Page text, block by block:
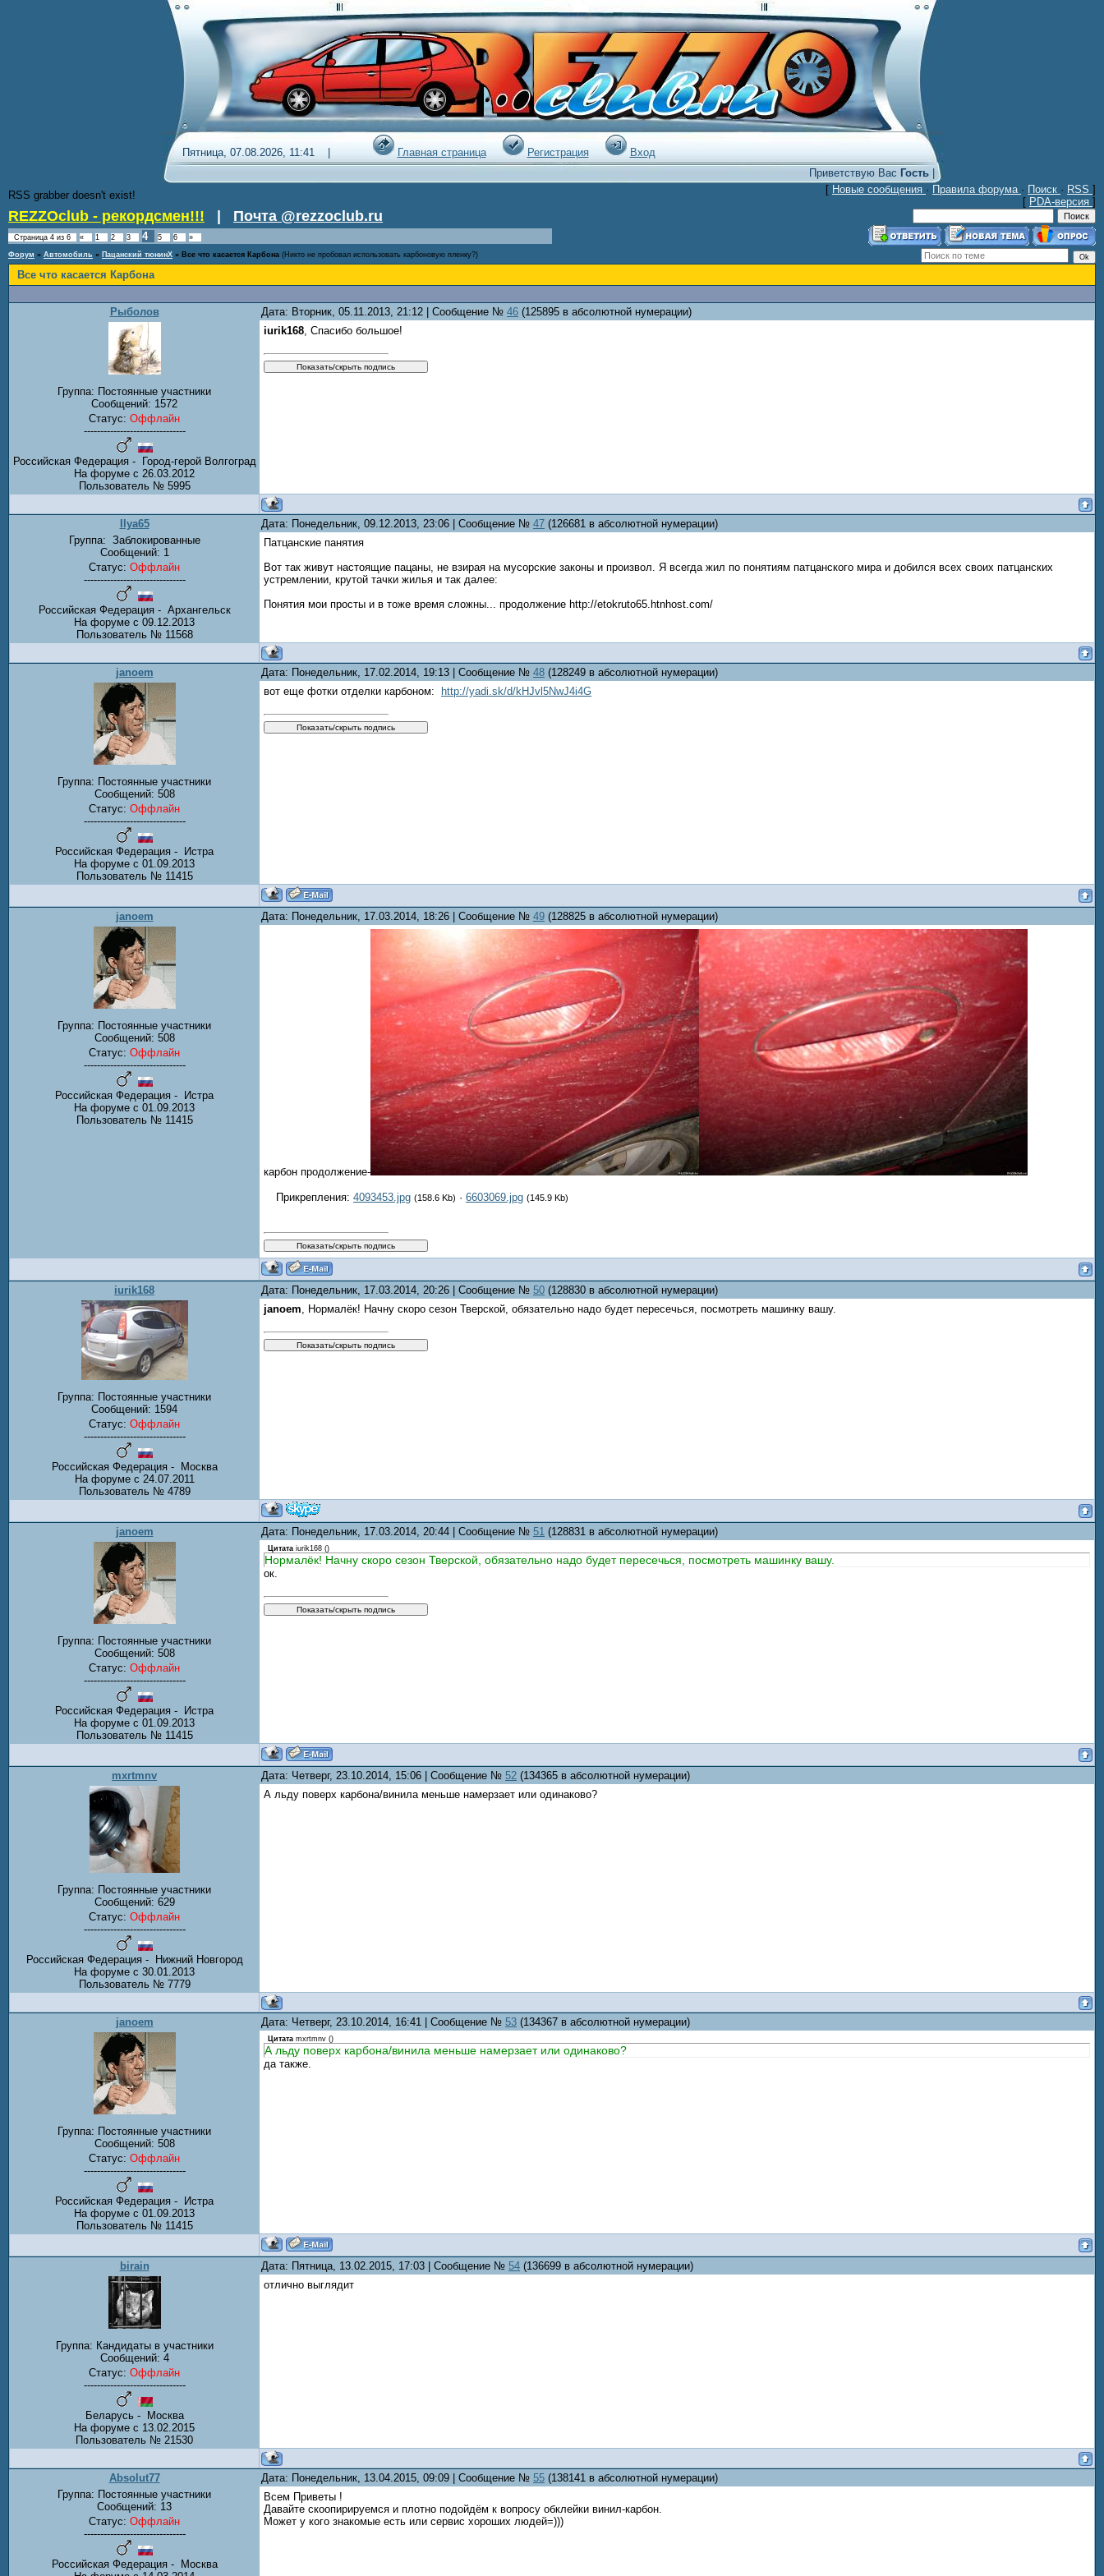
Пятница, 07.08.2026, 11:41 | Главная страница Регистрация
Вход
Приветствую Вас Гость|
RSS grabber doesn't exist!
[ Новые сообщения · Правила форума · Поиск · RSS ]
[ PDA-версия ]
REZZOclub - рекордсмен!!! Почта @rezzoclub.ru
Страница 4 из 6 « 1 2 3 4 5 6 »
Форум » Автомобиль » Пацанский тюнинХ » Все что касается Карбона (Никто не пробовал использовать карбоновую пленку?)
Все что касается Карбона
Рыболов Дата: Вторник, 05.11.2013, 21:12 | Сообщение № 46 (125895 в абсолютной нумерации)
Группа: Постоянные участники
Сообщений: 1572
Статус: Оффлайн
-------------------------------
Российская Федерация - Город-герой Волгоград
На форуме с 26.03.2012
Пользователь № 5995
iurik168, Спасибо большое!
Ilya65 Дата: Понедельник, 09.12.2013, 23:06 | Сообщение № 47 (126681 в абсолютной нумерации)
Группа: Заблокированные
Сообщений: 1
Статус: Оффлайн
-------------------------------
Российская Федерация - Архангельск
На форуме с 09.12.2013
Пользователь № 11568
Патцанские панятия
Вот так живут настоящие пацаны, не взирая на мусорские законы и произвол. Я всегда жил по понятиям патцанского мира и добился всех своих патцанских
устремлении, крутой тачки жилья и так далее:
Понятия мои просты и в тоже время сложны... продолжение http://etokruto65.htnhost.com/
janoem Дата: Понедельник, 17.02.2014, 19:13 | Сообщение № 48 (128249 в абсолютной нумерации)
Группа: Постоянные участники
Сообщений: 508
Статус: Оффлайн
-------------------------------
Российская Федерация - Истра
На форуме с 01.09.2013
Пользователь № 11415
вот еще фотки отделки карбоном: http://yadi.sk/d/kHJvl5NwJ4i4G
janoem Дата: Понедельник, 17.03.2014, 18:26 | Сообщение № 49 (128825 в абсолютной нумерации)
Группа: Постоянные участники
Сообщений: 508
Статус: Оффлайн
-------------------------------
Российская Федерация - Истра
На форуме с 01.09.2013
Пользователь № 11415
карбон продолжение-
Прикрепления: 4093453.jpg (158.6 Kb) · 6603069.jpg (145.9 Kb)
iurik168 Дата: Понедельник, 17.03.2014, 20:26 | Сообщение № 50 (128830 в абсолютной нумерации)
Группа: Постоянные участники
Сообщений: 1594
Статус: Оффлайн
-------------------------------
Российская Федерация - Москва
На форуме с 24.07.2011
Пользователь № 4789
janoem, Нормалёк! Начну скоро сезон Тверской, обязательно надо будет пересечься, посмотреть машинку вашу.
janoem Дата: Понедельник, 17.03.2014, 20:44 | Сообщение № 51 (128831 в абсолютной нумерации)
Группа: Постоянные участники
Сообщений: 508
Статус: Оффлайн
-------------------------------
Российская Федерация - Истра
На форуме с 01.09.2013
Пользователь № 11415
Цитата iurik168 ()
Нормалёк! Начну скоро сезон Тверской, обязательно надо будет пересечься, посмотреть машинку вашу.
ок.
mxrtmnv Дата: Четверг, 23.10.2014, 15:06 | Сообщение № 52 (134365 в абсолютной нумерации)
Группа: Постоянные участники
Сообщений: 629
Статус: Оффлайн
-------------------------------
Российская Федерация - Нижний Новгород
На форуме с 30.01.2013
Пользователь № 7779
А льду поверх карбона/винила меньше намерзает или одинаково?
janoem Дата: Четверг, 23.10.2014, 16:41 | Сообщение № 53 (134367 в абсолютной нумерации)
Группа: Постоянные участники
Сообщений: 508
Статус: Оффлайн
-------------------------------
Российская Федерация - Истра
На форуме с 01.09.2013
Пользователь № 11415
Цитата mxrtmnv ()
А льду поверх карбона/винила меньше намерзает или одинаково?
да также.
birain Дата: Пятница, 13.02.2015, 17:03 | Сообщение № 54 (136699 в абсолютной нумерации)
Группа: Кандидаты в участники
Сообщений: 4
Статус: Оффлайн
-------------------------------
Беларусь - Москва
На форуме с 13.02.2015
Пользователь № 21530
отлично выглядит
Absolut77 Дата: Понедельник, 13.04.2015, 09:09 | Сообщение № 55 (138141 в абсолютной нумерации)
Группа: Постоянные участники
Сообщений: 13
Статус: Оффлайн
-------------------------------
Российская Федерация - Москва
Всем Приветы !
Давайте скоопирируемся и плотно подойдём к вопросу обклейки винил-карбон.
Может у кого знакомые есть или сервис хороших людей=)))